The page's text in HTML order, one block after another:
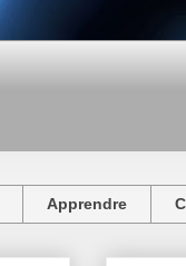
Apprendre